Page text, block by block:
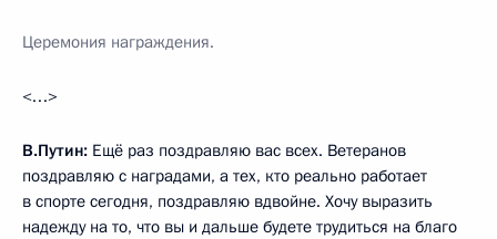
Церемония награждения.
<…>
В.Путин: Ещё раз поздравляю вас всех. Ветеранов
поздравляю с наградами, а тех, кто реально работает
в спорте сегодня, поздравляю вдвойне. Хочу выразить
надежду на то, что вы и дальше будете трудиться на благо